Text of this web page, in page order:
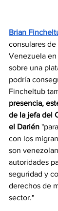
Brian
consulares
Venezuela en
sobre una
podría
Fincheltub
presencia,
de la jefa del
el Darién
con los
son
autoridades
seguridad y
derechos de
sector."